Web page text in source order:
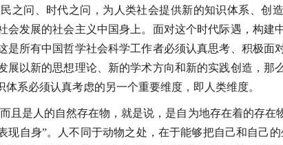
之问、时代之问，为人类社会提供新的知识体系、创
发展的社会主义中国身上。面对这个时代际遇，构建
是所有中国哲学社会科学工作者必须认真思考、积极面
展以新的思想理论、新的学术方向和新的实践创造，那
系必须认真考虑的另一个重要维度，即人类维度。
且是人的自然存在物，就是说，是自为地存在着的存在
现自身”。人不同于动物之处，在于能够把自己和自己